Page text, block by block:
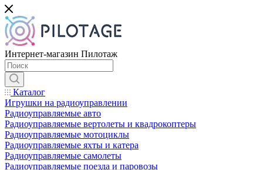
Интернет-магазин Пилотаж
Каталог
Игрушки на радиоуправлении
Радиоуправляемые авто
Радиоуправляемые вертолеты и квадрокоптеры
Радиоуправляемые мотоциклы
Радиоуправляемые яхты и катера
Радиоуправляемые самолеты
Радиоуправляемые поезда и паровозы